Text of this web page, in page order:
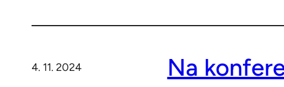
4. 11. 2024 Na